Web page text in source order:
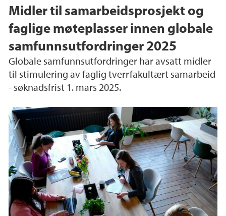
Midler til samarbeidsprosjekt og
faglige møteplasser innen globale
samfunnsutfordringer 2025
Globale samfunnsutfordringer har avsatt midler
til stimulering av faglig tverrfakultært samarbeid
- søknadsfrist 1. mars 2025.